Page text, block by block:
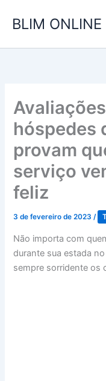
para
conteúdo
BLIM ONLINE
hóspedes
provam
serviço
feliz
3 de fevereiro de 2023/
Não importa com
durante sua estada
sempre sorridente os